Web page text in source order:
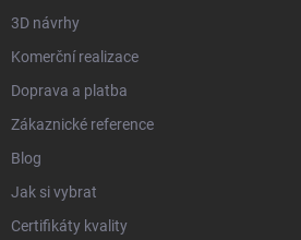
3D návrhy
Komerční realizace
Doprava a platba
Zákaznické reference
Blog
Jak si vybrat
Certifikáty kvality